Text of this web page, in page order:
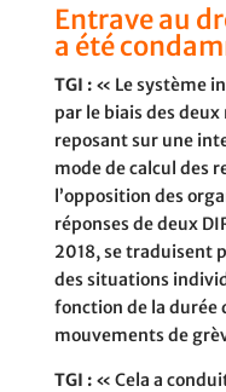
Entrave au
a été
TGI :« Le système
par le biais des
reposant sur une
mode de calcul des
l’opposition des
réponses de deux
2018, se traduisent
des situations
fonction de la durée
mouvements de
TGI :« Cela a